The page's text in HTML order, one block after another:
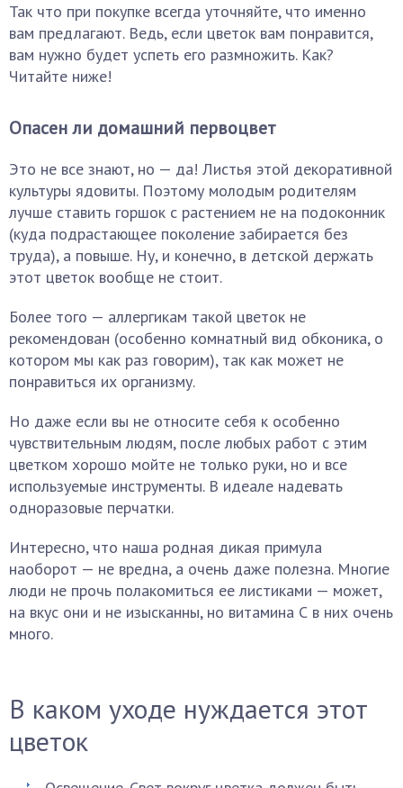
Так что при покупке всегда уточняйте, что именно
вам предлагают. Ведь, если цветок вам понравится,
вам нужно будет успеть его размножить. Как?
Читайте ниже!
Опасен ли домашний первоцвет
Это не все знают, но — да! Листья этой декоративной
культуры ядовиты. Поэтому молодым родителям
лучше ставить горшок с растением не на подоконник
(куда подрастающее поколение забирается без
труда), а повыше. Ну, и конечно, в детской держать
этот цветок вообще не стоит.
Более того — аллергикам такой цветок не
рекомендован (особенно комнатный вид обконика, о
котором мы как раз говорим), так как может не
понравиться их организму.
Но даже если вы не относите себя к особенно
чувствительным людям, после любых работ с этим
цветком хорошо мойте не только руки, но и все
используемые инструменты. В идеале надевать
одноразовые перчатки.
Интересно, что наша родная дикая примула
наоборот — не вредна, а очень даже полезна. Многие
люди не прочь полакомиться ее листиками — может,
на вкус они и не изысканны, но витамина С в них очень
много.
В каком уходе нуждается этот
цветок